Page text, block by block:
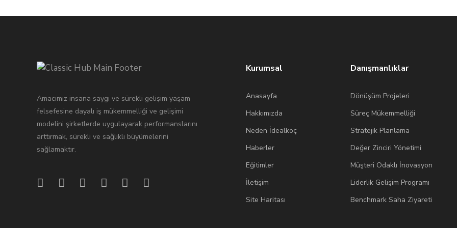
Amacımız insana saygı ve sürekli gelişim yaşam
felsefesine dayalı iş mükemmelliği ve gelişimi
modelini şirketlerde uygulayarak performanslarını
arttırmak, sürekli ve sağlıklı büyümelerini
sağlamaktır.
Kurumsal
Anasayfa
Hakkımızda
Neden İdealkoç
Haberler
Eğitimler
İletişim
Site Haritası
Danışmanlıklar
Dönüşüm Projeleri
Süreç Mükemmelliği
Stratejik Planlama
Değer Zinciri Yönetimi
Müşteri Odaklı İnovasyon
Liderlik Gelişim Programı
Benchmark Saha Ziyareti